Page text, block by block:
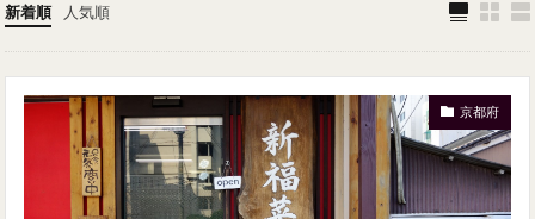
新着順 人気順
京都府